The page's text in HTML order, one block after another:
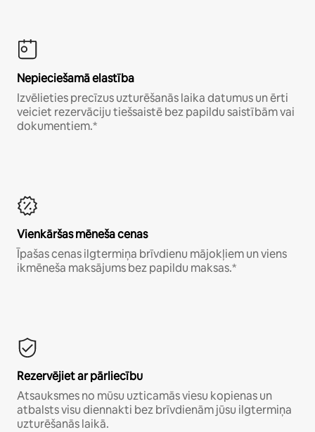
Nepieciešamā elastība
Izvēlieties precīzus uzturēšanās laika datumus un ērti
veiciet rezervāciju tiešsaistē bez papildu saistībām vai
dokumentiem.*
Vienkāršas mēneša cenas
Īpašas cenas ilgtermiņa brīvdienu mājokļiem un viens
ikmēneša maksājums bez papildu maksas.*
Rezervējiet ar pārliecību
Atsauksmes no mūsu uzticamās viesu kopienas un
atbalsts visu diennakti bez brīvdienām jūsu ilgtermiņa
uzturēšanās laikā.